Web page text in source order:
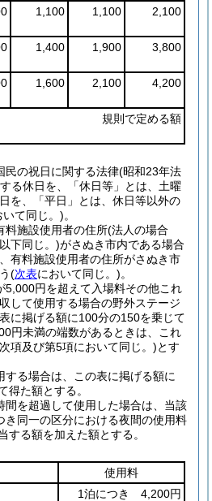
1,100 1,100 2,100
1,400 1,900 3,800
1,600 2,100 4,200
規則で定める額
の祝日に関する法律(昭和23年法
る休日を、「休日等」とは、土曜
を、「平日」とは、休日等以外の
いて同じ。)。
施設使用者の住所(法人の場合
下同じ。)がさぬき市内である場合
有料施設使用者の住所がさぬき市
(次表において同じ。)。
円を超えて入場料その他これ
して使用する場合の野外ステージ
に掲げる額に100分の150を乗じて
円未満の端数があるときは、これ
項及び第5項において同じ。)とす
る場合は、この表に掲げる額に
得た額とする。
を超過して使用した場合は、当該
き同一の区分における夜間の使用料
する額を加えた額とする。
使用料
1泊につき 4,200円